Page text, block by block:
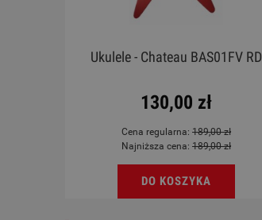
Ukulele - Chateau BAS01FV RD
130,00 zł
Cena regularna: 189,00 zł
Najniższa cena: 189,00 zł
DO KOSZYKA